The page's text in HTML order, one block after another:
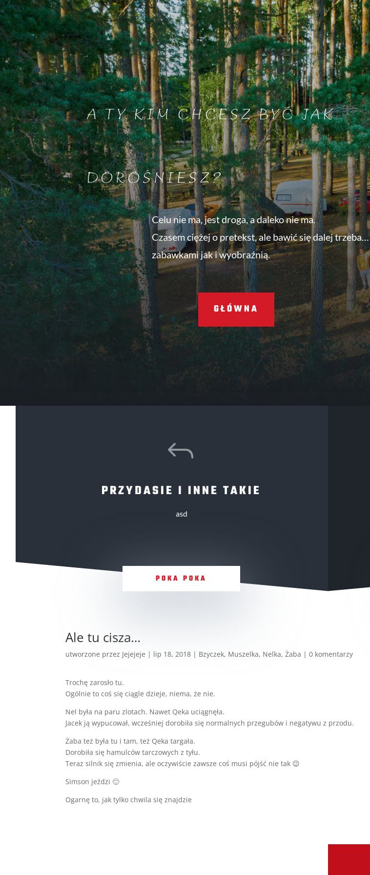
A TY KIM CHCESZ BYĆ JAK
DOROŚNIESZ?
Celu nie ma, jest droga, a daleko nie ma.
Czasem ciężej o pretekst, ale bawić się dalej trzeba…
zabawkami jak i wyobraźnią.
GŁÓWNA
J
PRZYDASIE I INNE TAKIE
asd
POKA POKA
Ale tu cisza…
utworzone przez Jejejeje | lip 18, 2018 | Bzyczek, Muszelka, Nelka,Żaba |0 komentarzy
Trochę zarosło tu.
Ogólnie to coś się ciągle dzieje, niema, że nie.
Nel była na paru zlotach. Nawet Qeka uciągnęła.
Jacek ją wypucował, wcześniej dorobiła się normalnych przegubów i negatywu z przodu.
Żaba też była tu i tam, też Qeka targała.
Dorobiła się hamulców tarczowych z tyłu.
Teraz silnik się zmienia, ale oczywiście zawsze coś musi pójść nie tak 😉
Simson jeździ 🙂
Ogarnę to, jak tylko chwila się znajdzie